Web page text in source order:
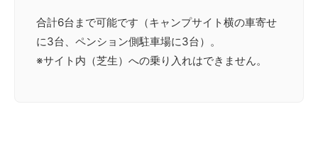
合計6台まで可能です（キャンプサイト横の車寄せ
に3台、ペンション側駐車場に3台）。
※サイト内（芝生）への乗り入れはできません。